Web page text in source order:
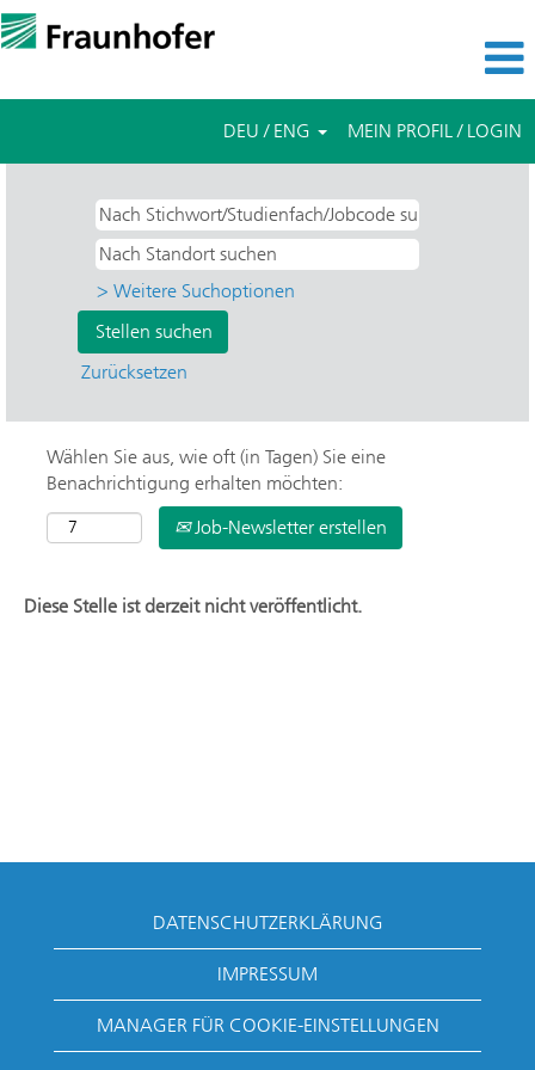
DEU / ENG MEIN PROFIL / LOGIN
> Weitere Suchoptionen
Zurücksetzen
Wählen Sie aus, wie oft (in Tagen) Sie eine
Benachrichtigung erhalten möchten:
Job-Newsletter erstellen
Diese Stelle ist derzeit nicht veröffentlicht.
DATENSCHUTZERKLÄRUNG
IMPRESSUM
MANAGER FÜR COOKIE-EINSTELLUNGEN